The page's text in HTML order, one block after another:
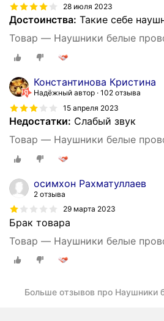
28 июля 2023
Достоинства: Такие себе
Товар — Наушники белые
Константинова Кристина
Надёжный автор 102 отзыва
15 апреля 2023
Недостатки: Слабый звук
Товар — Наушники белые
осимхон Рахматуллаев
2 отзыва
29 марта 2023
Брак товара
Товар — Наушники белые
Больше отзывов про Наушники